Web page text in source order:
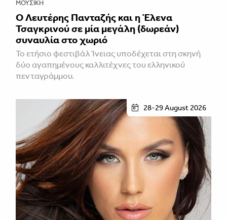
ΜΟΥΣΙΚΉ
Ο Λευτέρης Πανταζής και η Έλενα
Τσαγκρινού σε μία μεγάλη (δωρεάν)
συναυλία στο χωριό
Το ετήσιο φεστιβάλ Ίνειας υποδέχεται στη σκηνή
δύο αγαπημένους καλλιτέχνες του ελληνικού
πενταγράμμου.
28-29 August 2026